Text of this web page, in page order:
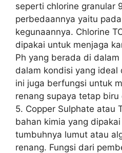
seperti chlorine granular
perbedaannya yaitu
kegunaannya. Chlorine
dipakai untuk menjaga
Ph yang berada di
dalam kondisi yang ideal
ini juga berfungsi untuk
renang supaya tetap biru
5. Copper Sulphate atau
bahan kimia yang
tumbuhnya lumut atau
renang. Fungsi dari